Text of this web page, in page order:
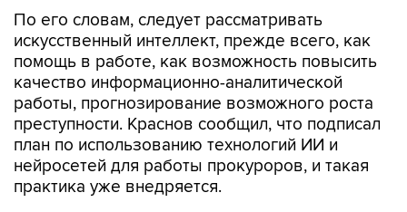
помощь в работе, как возможность повысить
качество информационно-аналитической
работы, прогнозирование возможного роста
преступности. Краснов сообщил, что подписал
план по использованию технологий ИИ и
нейросетей для работы прокуроров, и такая
практика уже внедряется.
Игорь Краснов Генпрокуратура